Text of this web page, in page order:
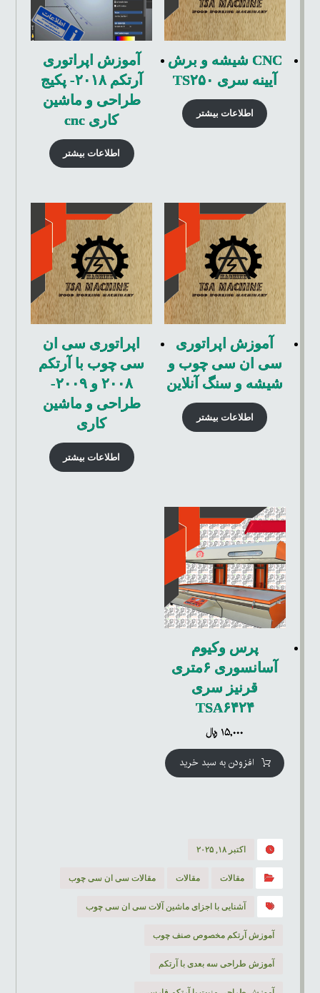
CNC شیشه و برش
آیینه سری TS۲۵۰
اطلاعات بیشتر
آموزش اپراتوری
آرتکم ۲۰۱۸- پکیج
طراحی و ماشین
کاری cnc
اطلاعات بیشتر
آموزش اپراتوری
سی ان سی چوب و
شیشه و سنگ آنلاین
اطلاعات بیشتر
اپراتوری سی ان
سی چوب با آرتکم
۲۰۰۸ و ۲۰۰۹-
طراحی و ماشین
کاری
اطلاعات بیشتر
پرس وکیوم
آسانسوری ۶متری
قرنیز سری
TSA۶۴۲۴
۱۵,۰۰۰ ﷼
افزودن به سبد خرید
اکتبر ۱۸, ۲۰۲۵
مقالات مقالات مقالات سی ان سی چوب
آشنایی با اجزای ماشین آلات سی ان سی چوب
آموزش آرتکم مخصوص صنف چوب
آموزش طراحی سه بعدی با آرتکم